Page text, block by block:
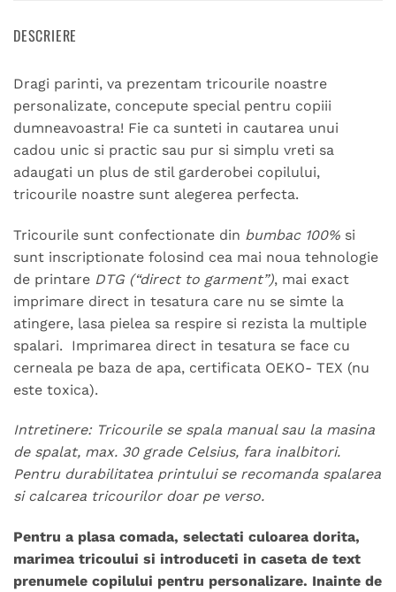
DESCRIERE
Dragi parinti, va prezentam tricourile noastre
personalizate, concepute special pentru copiii
dumneavoastra! Fie ca sunteti in cautarea unui
cadou unic si practic sau pur si simplu vreti sa
adaugati un plus de stil garderobei copilului,
tricourile noastre sunt alegerea perfecta.
Tricourile sunt confectionate din bumbac 100% si
sunt inscriptionate folosind cea mai noua tehnologie
de printare DTG (“direct to garment”), mai exact
imprimare direct in tesatura care nu se simte la
atingere, lasa pielea sa respire si rezista la multiple
spalari. Imprimarea direct in tesatura se face cu
cerneala pe baza de apa, certificata OEKO- TEX (nu
este toxica).
Intretinere: Tricourile se spala manual sau la masina
de spalat, max. 30 grade Celsius, fara inalbitori.
Pentru durabilitatea printului se recomanda spalarea
si calcarea tricourilor doar pe verso.
Pentru a plasa comada, selectati culoarea dorita,
marimea tricoului si introduceti in caseta de text
prenumele copilului pentru personalizare. Inainte de